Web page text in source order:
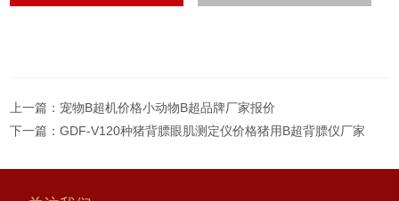
上一篇： 宠物B超机价格小动物B超品牌厂家报价
下一篇：GDF-V120种猪背膘眼肌测定仪价格猪用B超背膘仪厂家